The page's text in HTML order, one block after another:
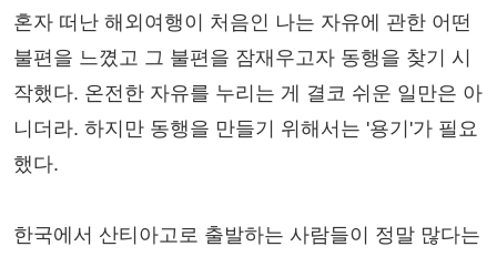
혼자 떠난 해외여행이 처음인 나는 자유에 관한 어떤
불편을 느꼈고 그 불편을 잠재우고자 동행을 찾기 시
작했다. 온전한 자유를 누리는 게 결코 쉬운 일만은 아
니더라. 하지만 동행을 만들기 위해서는 '용기'가 필요
했다.
한국에서 산티아고로 출발하는 사람들이 정말 많다는